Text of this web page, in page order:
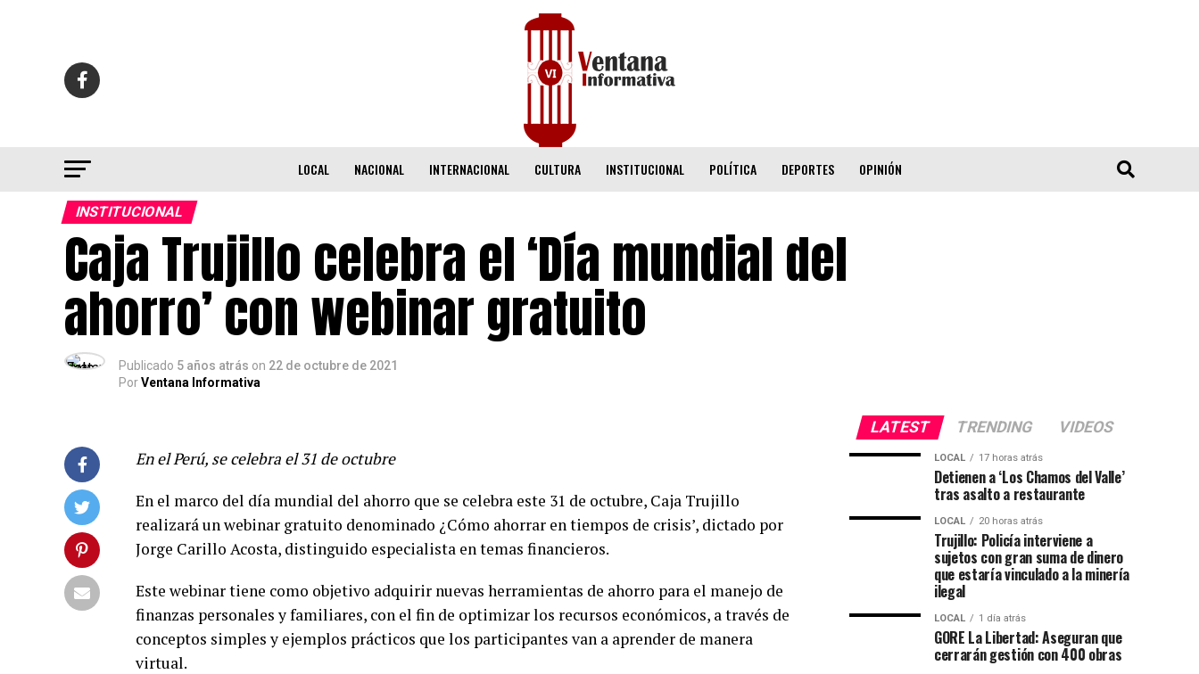
LOCAL NACIONAL INTERNACIONAL CULTURA INSTITUCIONAL POLÍTICA DEPORTES OPINIÓN
INSTITUCIONAL
Caja Trujillo celebra el ‘Día mundial del
ahorro’ con webinar gratuito
Publicado 5 años atrás on 22 de octubre de 2021
PorVentana Informativa
En el Perú, se celebra el 31 de octubre
En el marco del día mundial del ahorro que se celebra este 31 de octubre, Caja Trujillo
realizará un webinar gratuito denominado ¿Cómo ahorrar en tiempos de crisis’, dictado por
Jorge Carillo Acosta, distinguido especialista en temas financieros.
Este webinar tiene como objetivo adquirir nuevas herramientas de ahorro para el manejo de
finanzas personales y familiares, con el fin de optimizar los recursos económicos, a través de
conceptos simples y ejemplos prácticos que los participantes van a aprender de manera
virtual.
LATEST TRENDING VIDEOS
LOCAL 17 horas atrás
Detienen a ‘Los Chamos del Valle’
tras asalto a restaurante
LOCAL 20 horas atrás
Trujillo: Policía interviene a
sujetos con gran suma de dinero
que estaría vinculado a la minería
ilegal
LOCAL 1 día atrás
GORE La Libertad: Aseguran que
cerrarán gestión con 400 obras